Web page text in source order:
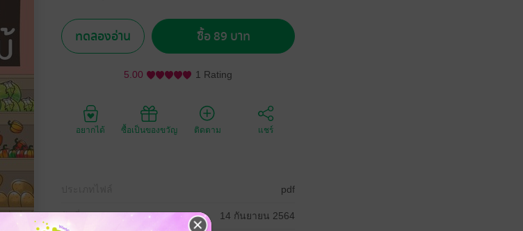
ทดลองอ่าน ซื้อ 89 บาท
5.00 1 Rating
อยากได้ ซื้อเป็นของขวัญ ติดตาม แชร์
pdf
วันที่วางขาย 14 กันยายน 2564